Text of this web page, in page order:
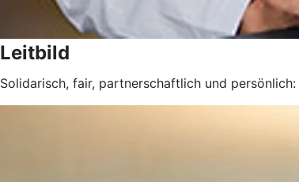
Leitbild
Solidarisch, fair, partnerschaftlich und